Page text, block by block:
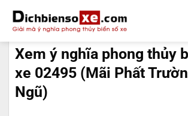
qua
nội
dungXem ý nghĩa phong thủy
xe 02495 (Mãi Phất
Ngũ)